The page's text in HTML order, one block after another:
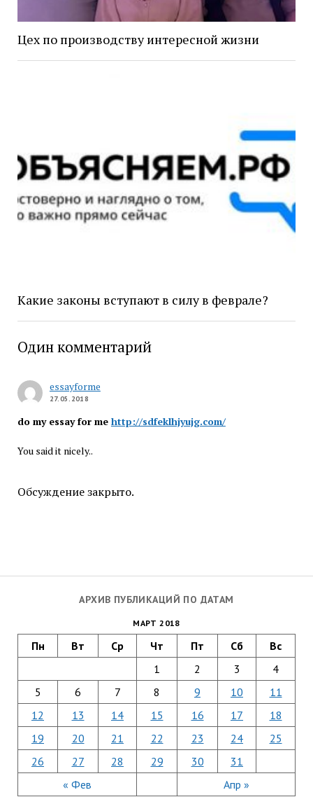
АРХИВ ПУБЛИКАЦИЙ ПО ДАТАМ
МАРТ 2018
Пн Вт Ср Чт Пт Сб Вс
« Фев Апр »
1 2 3
4
5
6 7 8 9 10
11
12
13 14 15 16 17
18
19
20 21 22 23 24
25
26
27 28 29 30 31
Цех по производству интересной жизни
Какие законы вступают в силу в феврале?
Один комментарий
essayforme
27.05.2018
do my essay for me http://sdfeklhjyujg.com/
You said it nicely..
Обсуждение закрыто.